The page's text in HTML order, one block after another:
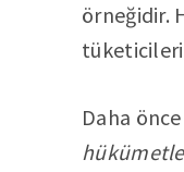
örneğidir.
Daha